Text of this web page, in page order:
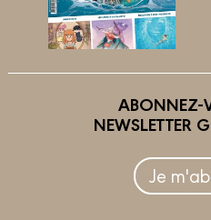
ABONNEZ-
NEWSLETTER
Je